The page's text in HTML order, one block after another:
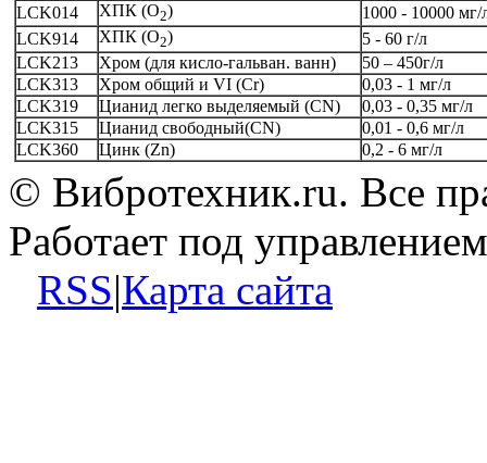
LCK014
ХПК (O2)
1000 - 10000 мг/
LCK914
ХПК (O2)
5 - 60 г/л
LCK213
Хром (для кисло-гальван. ванн)
50 – 450г/л
LCK313
Хром общий и VI (Cr)
0,03 - 1 мг/л
LCK319
Цианид легко выделяемый (CN)
0,03 - 0,35 мг/л
LCK315
Цианид свободный(CN)
0,01 - 0,6 мг/л
LCK360
Цинк (Zn) 0,2 - 6 мг/л
© Вибротехник.ru. Все
Работает под
RSS|Карта сайта